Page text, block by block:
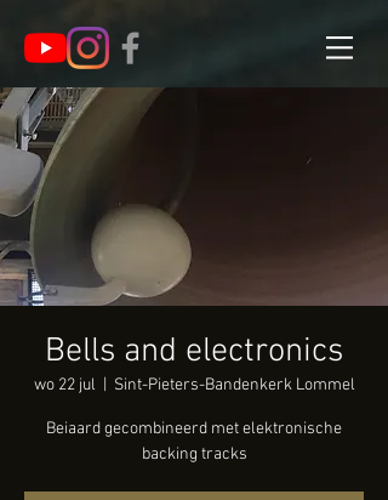
Bells and electronics
wo 22 jul Sint-Pieters-Bandenkerk Lommel
Beiaard gecombineerd met elektronische
backing tracks